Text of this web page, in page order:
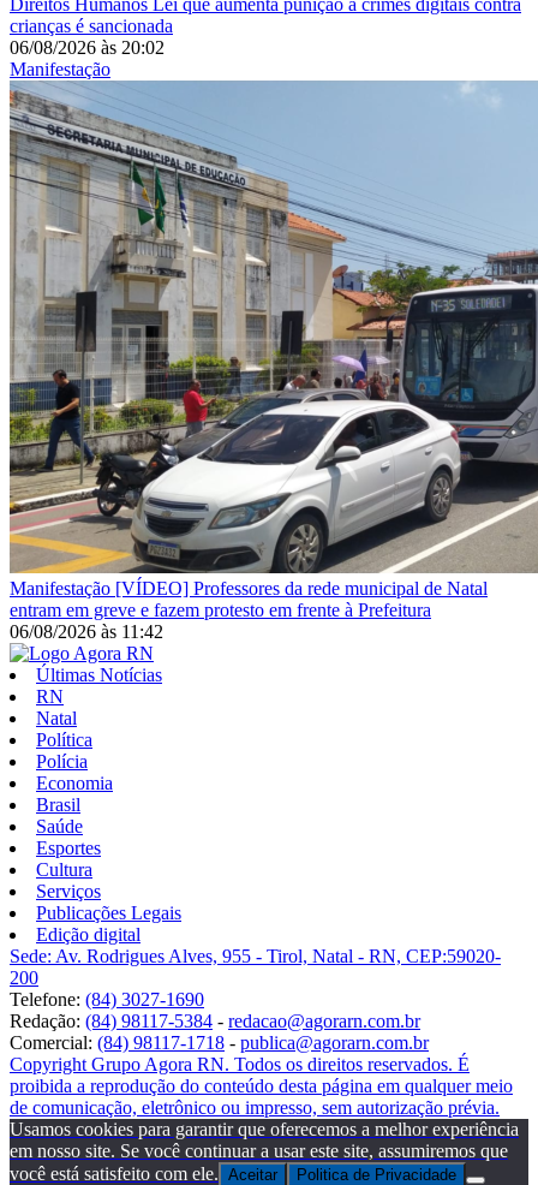
crianças é sancionada
06/08/2026 às 20:02
Manifestação
Manifestação [VÍDEO] Professores da rede municipal de Natal
entram em greve e fazem protesto em frente à Prefeitura
06/08/2026 às 11:42
Últimas Notícias
RN
Natal
Política
Polícia
Economia
Brasil
Saúde
Esportes
Cultura
Serviços
Publicações Legais
Edição digital
Sede: Av. Rodrigues Alves, 955 - Tirol, Natal - RN, CEP:59020-
200
Telefone: (84) 3027-1690
Redação: (84) 98117-5384 - redacao@agorarn.com.br
Comercial: (84) 98117-1718 - publica@agorarn.com.br
Copyright Grupo Agora RN. Todos os direitos reservados. É
proibida a reprodução do conteúdo desta página em qualquer meio
de comunicação, eletrônico ou impresso, sem autorização prévia.
Usamos cookies para garantir que oferecemos a melhor experiência
em nosso site. Se você continuar a usar este site, assumiremos que
você está satisfeito com ele. Aceitar Politica de Privacidade